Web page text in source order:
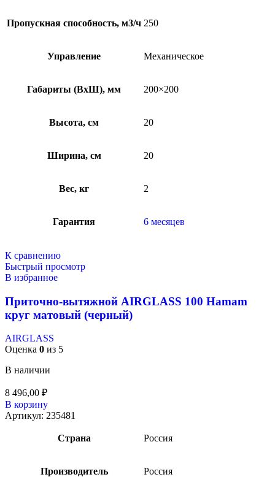
Пропускная способность, м3/ч 250
Управление Механическое
Габариты (ВхШ), мм 200×200
Высота, см 20
Ширина, см 20
Вес, кг 2
Гарантия 6 месяцев
К сравнению
Быстрый просмотр
В избранное
Приточно-вытяжной AIRGLASS 100 Hamam
круг матовый (черный)
AIRGLASS
Оценка 0 из 5
В наличии
8 496,00 ₽
В корзину
Артикул: 235481
Страна Россия
Производитель Россия